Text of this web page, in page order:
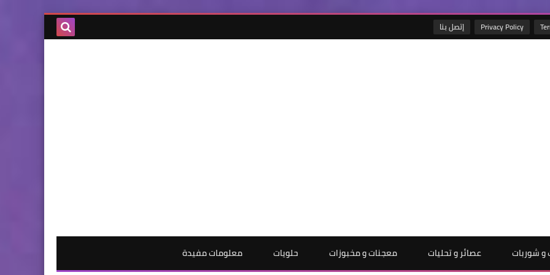
Privacy Policy إتصل بنا
شوربات عصائر و تحليات معجنات و مخبوزات حلويات معلومات مفيدة